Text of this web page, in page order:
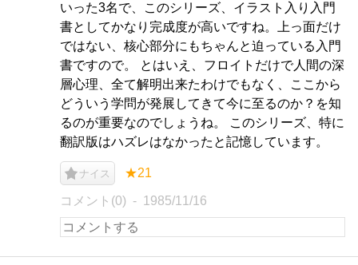
いった3名で、このシリーズ、イラスト入り入門
書としてかなり完成度が高いですね。上っ面だけ
ではない、核心部分にもちゃんと迫っている入門
書ですので。 とはいえ、フロイトだけで人間の深
層心理、全て解明出来たわけでもなく、ここから
どういう学問が発展してきて今に至るのか？を知
るのが重要なのでしょうね。 このシリーズ、特に
翻訳版はハズレはなかったと記憶しています。
ナイス ★21
コメント(0) 1985/11/16